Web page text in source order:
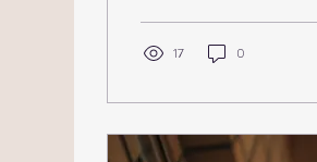
17 0